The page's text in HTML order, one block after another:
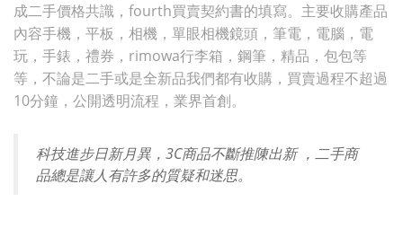
成二手價格共識，fourth買賣契約書的填寫。主要收購產品
內容手機，平板，相機，單眼相機鏡頭，筆電，電腦，電
玩，手錶，禮券，rimowa行李箱，鋼筆，精品，包包等
等，不論是二手或是全新品我們都有收購，買賣過程不超過
10分鐘，公開透明流程，業界首創。
科技進步日新月異，3C商品不斷推陳出新 ，二手商
品總是讓人有許多的質疑和迷思。